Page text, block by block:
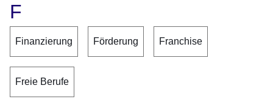
F
Finanzierung Förderung Franchise
Freie Berufe